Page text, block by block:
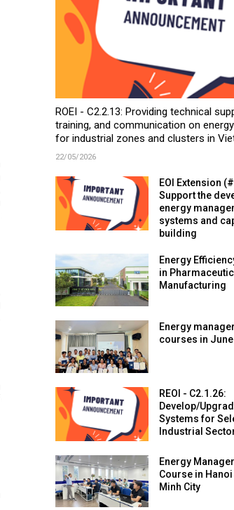
ROEI - C2.2.13: Providing technical
training, and communication on
for industrial zones and clusters in
22/05/2026
EOI Extension
Support the
energy
systems and
building
Energy
in
Manufacturing
Energy
courses in
REOI - C2.1.26:
Develop/
Systems for
Industrial
Energy
Course in
Minh City